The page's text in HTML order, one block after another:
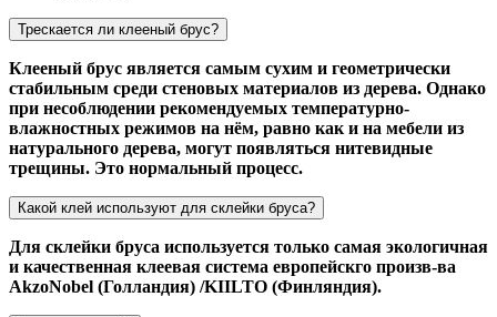
Трескается ли клееный брус?
Клееный брус является самым сухим и геометрически
стабильным среди стеновых материалов из дерева. Однако
при несоблюдении рекомендуемых температурно-
влажностных режимов на нём, равно как и на мебели из
натурального дерева, могут появляться нитевидные
трещины. Это нормальный процесс.
Какой клей используют для склейки бруса?
Для склейки бруса используется только самая экологичная
и качественная клеевая система европейскго произв-ва
AkzoNobel (Голландия) /KIILTO (Финляндия).